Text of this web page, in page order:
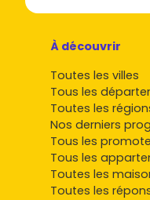
À découvrir
Toutes les villes
Tous les
Toutes les
Nos derniers
Tous les
Tous les
Toutes les
Toutes les